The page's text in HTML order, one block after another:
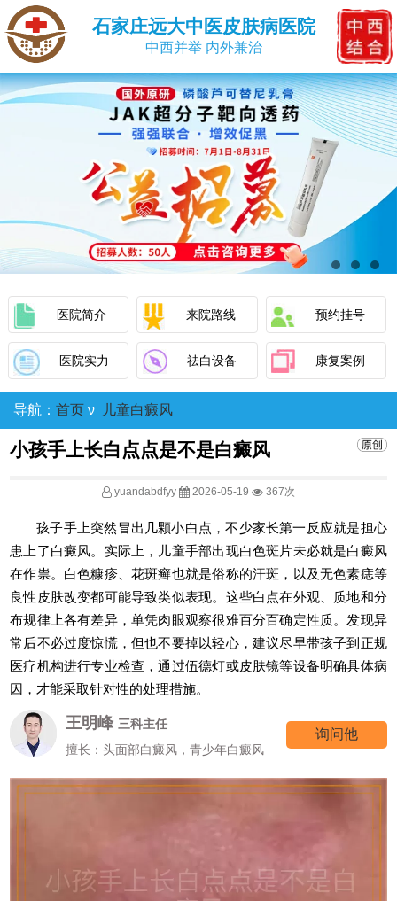
石家庄远大中医皮肤病医院
中西并举 内外兼治
医院简介 来院路线 预约挂号
医院实力 祛白设备 康复案例
导航： 首页 ν 儿童白癜风
小孩手上长白点点是不是白癜风
yuandabdfyy 2026-05-19 367次
孩子手上突然冒出几颗小白点，不少家长第一反应就是担心
患上了白癜风。实际上，儿童手部出现白色斑片未必就是白癜风
在作祟。白色糠疹、花斑癣也就是俗称的汗斑，以及无色素痣等
良性皮肤改变都可能导致类似表现。这些白点在外观、质地和分
布规律上各有差异，单凭肉眼观察很难百分百确定性质。发现异
常后不必过度惊慌，但也不要掉以轻心，建议尽早带孩子到正规
医疗机构进行专业检查，通过伍德灯或皮肤镜等设备明确具体病
因，才能采取针对性的处理措施。
王明峰 三科主任
擅长：头面部白癜风，青少年白癜风
询问他